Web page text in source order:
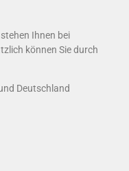
Ihnen bei
können Sie durch
Deutschland